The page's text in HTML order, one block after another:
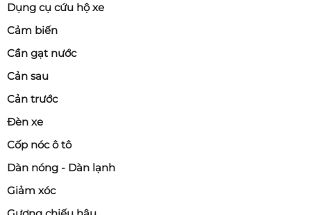
Dụng cụ cứu hộ xe
Cảm biến
Cần gạt nước
Cản sau
Cản trước
Đèn xe
Cốp nóc ô tô
Dàn nóng - Dàn lạnh
Giảm xóc